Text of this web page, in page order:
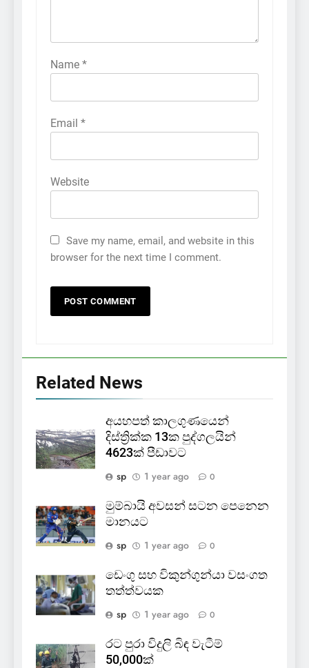
Name *
Email *
Website
Save my name, email, and website in this
browser for the next time I comment.
Related News
අයහපත් කාලගුණයෙන්
දිස්ත්‍රික්ක 13ක පුද්ගලයින්
4623ක් පීඩාවට
sp
1 year ago 0
මුම්බායි අවසන් සටන පෙනෙන
මානයට
sp
1 year ago 0
ඩෙංගු සහ විකුන්ගුන්යා වසංගත
තත්ත්වයක
sp
1 year ago 0
රට පුරා විදුලි බිඳ වැටීම්
50,000ක්